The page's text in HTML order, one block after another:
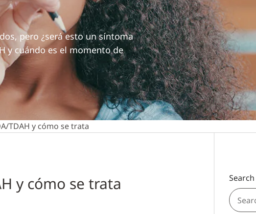
pero ¿será esto un síntoma
y cuándo es el momento de
TDAH y cómo se trata
y cómo se trata